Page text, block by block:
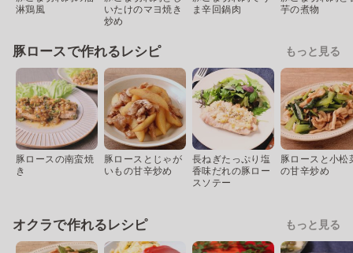
淋鶏風
いたけのマヨ焼き
炒め
ま辛回鍋肉
芋の煮物
豚ロースで作れるレシピ もっと見る
豚ロースの南蛮焼
き
豚ロースとじゃが
いもの甘辛炒め
長ねぎたっぷり塩
香味だれの豚ロー
スソテー
豚ロースと小松
の甘辛炒め
オクラで作れるレシピ もっと見る